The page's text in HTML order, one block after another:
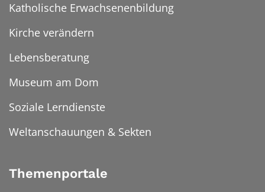
Katholische Erwachsenenbildung
Kirche verändern
Lebensberatung
Museum am Dom
Soziale Lerndienste
Weltanschauungen & Sekten
Themenportale